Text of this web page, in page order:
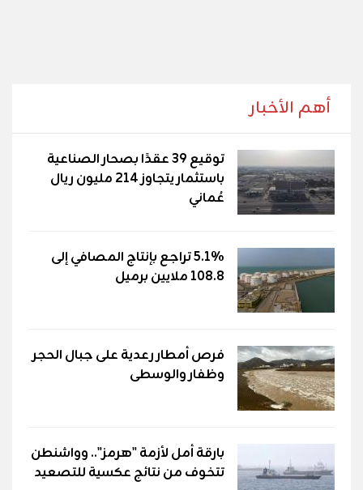
أهم الأخبار
توقيع 39 عقدًا بصحار الصناعية
باستثمار يتجاوز 214 مليون ريال
عُماني
5.1% تراجع بإنتاج المصافي إلى
108.8 ملايين برميل
فرص أمطار رعدية على جبال الحجر
وظفار والوسطى
بارقة أمل لأزمة "هرمز".. وواشنطن
تتخوف من نتائج عكسية للتصعيد